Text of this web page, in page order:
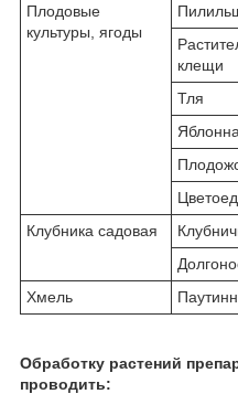
Плодовые
культуры, ягоды
клещи
Тля
Клубника садовая
Хмель
Обработку растений
проводить: